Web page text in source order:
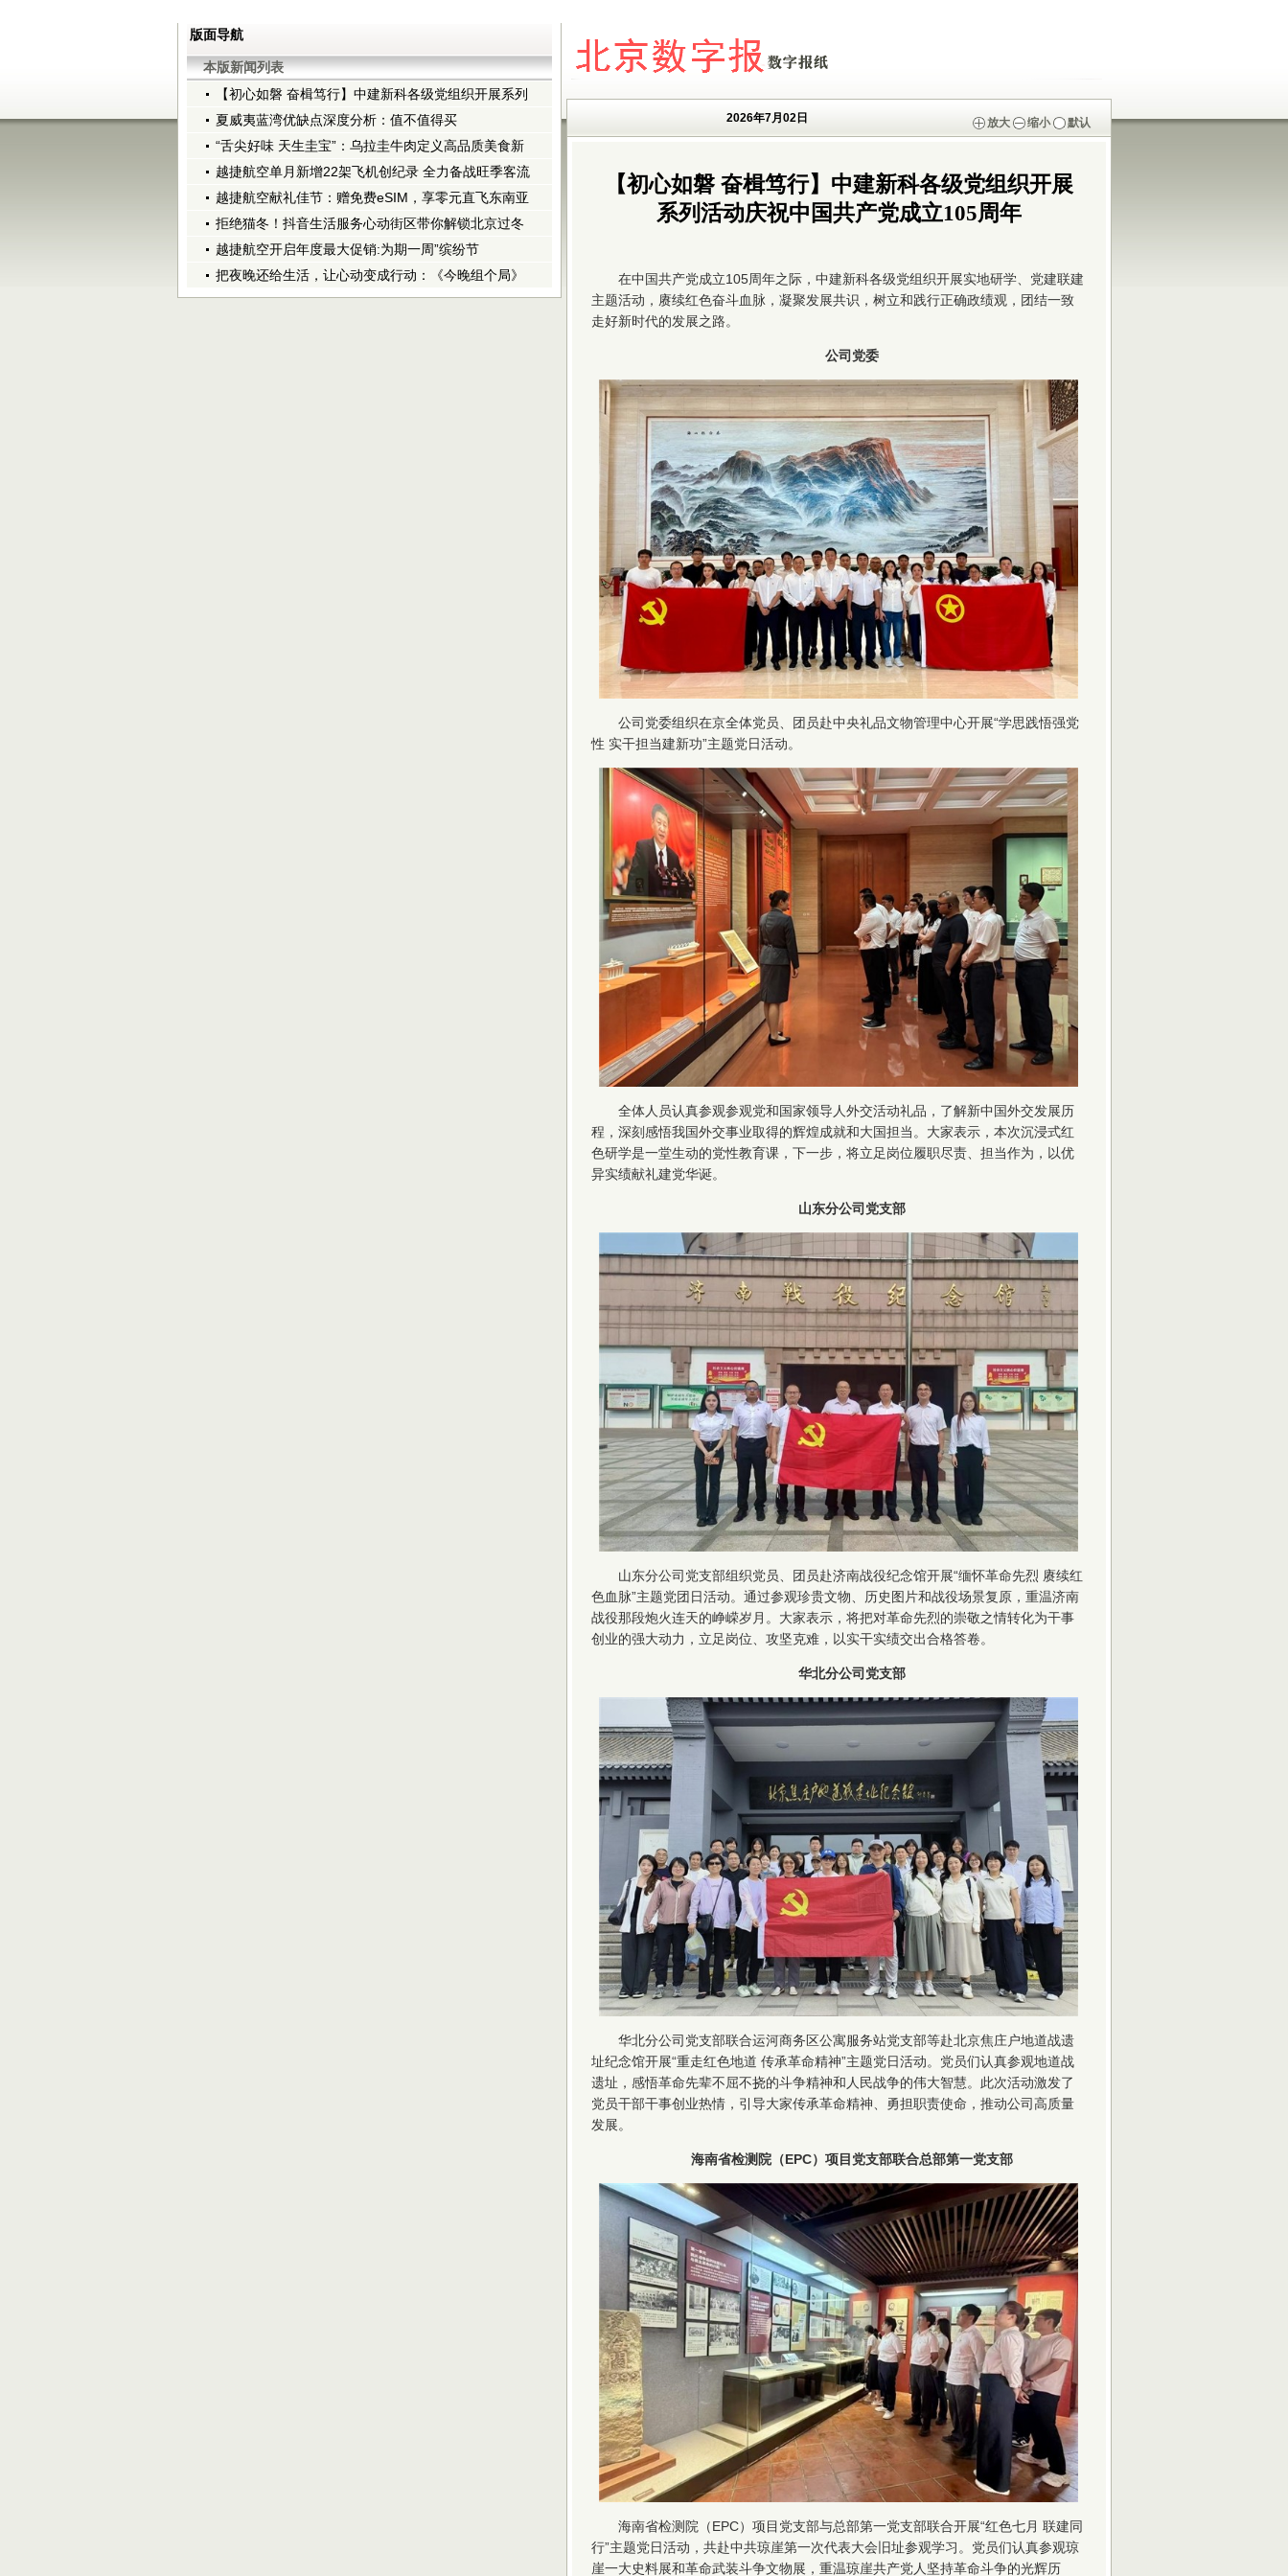
版面导航
本版新闻列表
【初心如磐 奋楫笃行】中建新科各级党组织开展系列
夏威夷蓝湾优缺点深度分析：值不值得买
“舌尖好味 天生圭宝”：乌拉圭牛肉定义高品质美食新
越捷航空单月新增22架飞机创纪录 全力备战旺季客流
越捷航空献礼佳节：赠免费eSIM，享零元直飞东南亚
拒绝猫冬！抖音生活服务心动街区带你解锁北京过冬
越捷航空开启年度最大促销:为期一周”缤纷节
把夜晚还给生活，让心动变成行动：《今晚组个局》
2026年7月02日 放大 缩小 默认
【初心如磐 奋楫笃行】中建新科各级党组织开展
系列活动庆祝中国共产党成立105周年
在中国共产党成立105周年之际，中建新科各级党组织开展实地研学、党建联建
主题活动，赓续红色奋斗血脉，凝聚发展共识，树立和践行正确政绩观，团结一致
走好新时代的发展之路。
公司党委
公司党委组织在京全体党员、团员赴中央礼品文物管理中心开展“学思践悟强党
性 实干担当建新功”主题党日活动。
全体人员认真参观参观党和国家领导人外交活动礼品，了解新中国外交发展历
程，深刻感悟我国外交事业取得的辉煌成就和大国担当。大家表示，本次沉浸式红
色研学是一堂生动的党性教育课，下一步，将立足岗位履职尽责、担当作为，以优
异实绩献礼建党华诞。
山东分公司党支部
山东分公司党支部组织党员、团员赴济南战役纪念馆开展“缅怀革命先烈 赓续红
色血脉”主题党团日活动。通过参观珍贵文物、历史图片和战役场景复原，重温济南
战役那段炮火连天的峥嵘岁月。大家表示，将把对革命先烈的崇敬之情转化为干事
创业的强大动力，立足岗位、攻坚克难，以实干实绩交出合格答卷。
华北分公司党支部
华北分公司党支部联合运河商务区公寓服务站党支部等赴北京焦庄户地道战遗
址纪念馆开展“重走红色地道 传承革命精神”主题党日活动。党员们认真参观地道战
遗址，感悟革命先辈不屈不挠的斗争精神和人民战争的伟大智慧。此次活动激发了
党员干部干事创业热情，引导大家传承革命精神、勇担职责使命，推动公司高质量
发展。
海南省检测院（EPC）项目党支部联合总部第一党支部
海南省检测院（EPC）项目党支部与总部第一党支部联合开展“红色七月 联建同
行”主题党日活动，共赴中共琼崖第一次代表大会旧址参观学习。党员们认真参观琼
崖一大史料展和革命武装斗争文物展，重温琼崖共产党人坚持革命斗争的光辉历